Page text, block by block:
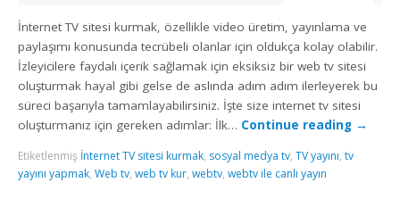
İnternet TV sitesi kurmak, özellikle video üretim, yayınlama ve
paylaşımı konusunda tecrübeli olanlar için oldukça kolay olabilir.
İzleyicilere faydalı içerik sağlamak için eksiksiz bir web tv sitesi
oluşturmak hayal gibi gelse de aslında adım adım ilerleyerek bu
süreci başarıyla tamamlayabilirsiniz. İşte size internet tv sitesi
oluşturmanız için gereken adımlar: İlk… Continue reading →
Etiketlenmiş İnternet TV sitesi kurmak, sosyal medya tv,TV yayını,tv
yayını yapmak,Web tv,web tv kur,webtv,webtv ile canlı yayın